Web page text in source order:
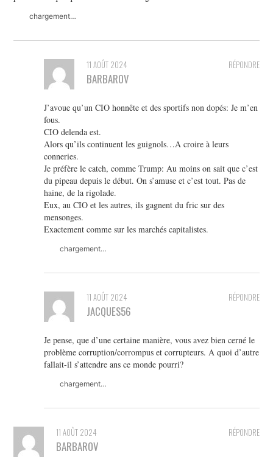
chargement…
RÉPONDRE
11 AOÛT 2024
BARBAROV
J’avoue qu’un CIO honnête et des sportifs non dopés: Je m’en
fous.
CIO delenda est.
Alors qu’ils continuent les guignols…A croire à leurs
conneries.
Je préfère le catch, comme Trump: Au moins on sait que c’est
du pipeau depuis le début. On s’amuse et c’est tout. Pas de
haine, de la rigolade.
Eux, au CIO et les autres, ils gagnent du fric sur des
mensonges.
Exactement comme sur les marchés capitalistes.
chargement…
RÉPONDRE
11 AOÛT 2024
JACQUES56
Je pense, que d’une certaine manière, vous avez bien cerné le
problème corruption/corrompus et corrupteurs. A quoi d’autre
fallait-il s’attendre ans ce monde pourri?
chargement…
RÉPONDRE
11 AOÛT 2024
BARBAROV